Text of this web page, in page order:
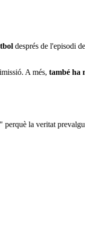
després de l'episodi
A més, també ha
perquè la veritat